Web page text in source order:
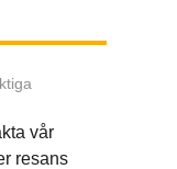
vår
resans